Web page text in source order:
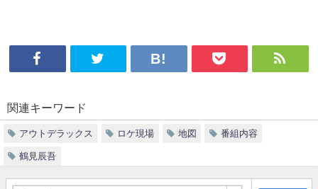
関連キーワード
アウトデラックス ロケ現場 地図 番組内容
鶴見辰吾